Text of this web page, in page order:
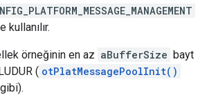
örneğinin en az aBufferSize bayt
( otPlatMessagePoolInit()